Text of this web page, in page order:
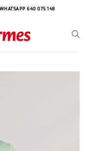
WHATSAPP 640 075 148